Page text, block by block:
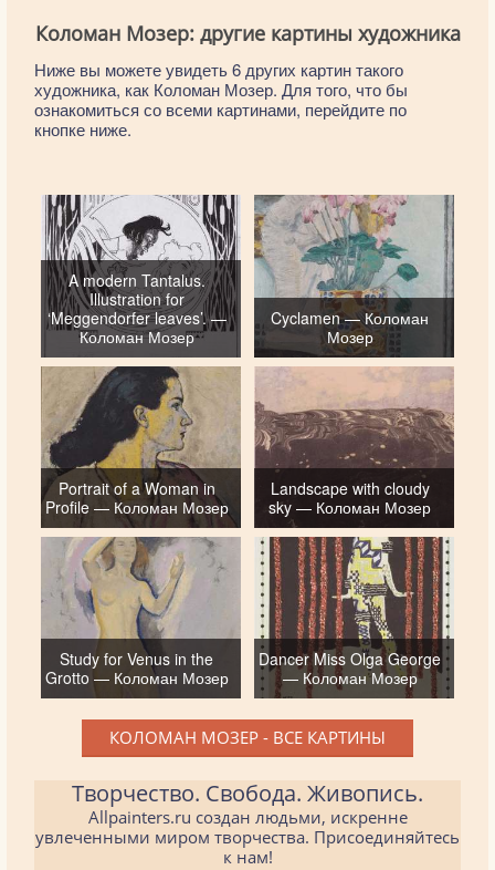
Коломан Мозер: другие картины художника
Ниже вы можете увидеть 6 других картин такого
художника, как Коломан Мозер. Для того, что бы
ознакомиться со всеми картинами, перейдите по
кнопке ниже.
A modern Tantalus.
Illustration for
‘Meggendorfer leaves’. —
Коломан Мозер
Cyclamen — Коломан
Мозер
Portrait of a Woman in
Profile — Коломан Мозер
Landscape with cloudy
sky — Коломан Мозер
Study for Venus in the
Grotto — Коломан Мозер
Dancer Miss Olga George
— Коломан Мозер
КОЛОМАН МОЗЕР - ВСЕ КАРТИНЫ
Творчество. Свобода. Живопись.
Allpainters.ru создан людьми, искренне
увлеченными миром творчества. Присоединяйтесь
к нам!